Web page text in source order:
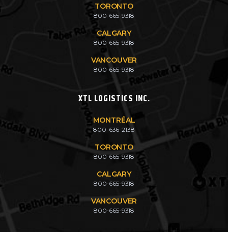
TORONTO
800-665-9318
CALGARY
800-665-9318
VANCOUVER
800-665-9318
XTL LOGISTICS INC.
MONTRÉAL
800-636-2138
TORONTO
800-665-9318
CALGARY
800-665-9318
VANCOUVER
800-665-9318